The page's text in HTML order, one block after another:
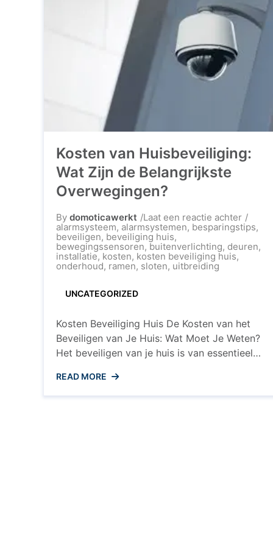
Kosten van Huisbeveiliging:
Wat Zijn de Belangrijkste
Overwegingen?
By domoticawerkt Laat een reactie achterop
Kosten
van
alarmsysteem, alarmsystemen, besparingstips,
beveiligen, beveiliging huis,
bewegingssensoren, buitenverlichting, deuren,
installatie, kosten, kosten beveiliging huis,
onderhoud, ramen, sloten, uitbreiding
UNCATEGORIZED
Kosten Beveiliging Huis De Kosten van het
Beveiligen van Je Huis: Wat Moet Je Weten?
Het beveiligen van je huis is van essentieel
te beschermen tegen inbraak en andere
veiligheidsrisico’s. Maar wat zijn de kosten
READ MORE